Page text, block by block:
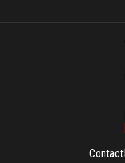
Contact